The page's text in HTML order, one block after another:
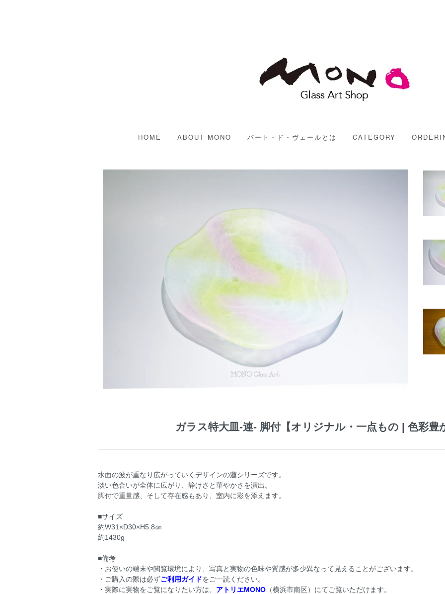
HOME ABOUT MONO パート・ド・ヴェールとは CATEGORY
ガラス特大皿-連- 脚付【オリジナル・一点もの | 色彩豊
水面の波が重なり広がっていくデザインの蓮シリーズです。
淡い色合いが全体に広がり、静けさと華やかさを演出。
脚付で重量感、そして存在感もあり、室内に彩を添えます。
■サイズ
約W31×D30×H5.8㎝
約1430g
■備考
・お使いの端末や閲覧環境により、写真と実物の色味や質感が多少異なって見えることがございます。
・ご購入の際は必ずご利用ガイドをご一読ください。
・実際に実物をご覧になりたい方は、 アトリエMONO （横浜市南区）にてご覧いただけます。